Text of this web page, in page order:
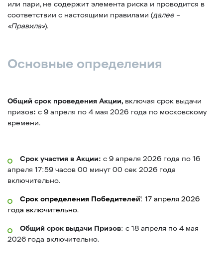
или пари, не содержит элемента риска и проводится в
соответствии с настоящими правилами (далее –
«Правила»).
Основные определения
Общий срок проведения Акции, включая срок выдачи
призов: с 9 апреля по 4 мая 2026 года по московскому
времени.
Срок участия в Акции: с 9 апреля 2026 года по 16
апреля 17:59 часов 00 минут 00 сек 2026 года
включительно.
Срок определения Победителей̆: 17 апреля 2026
года включительно.
Общий срок выдачи Призов: с 18 апреля по 4 мая
2026 года включительно.